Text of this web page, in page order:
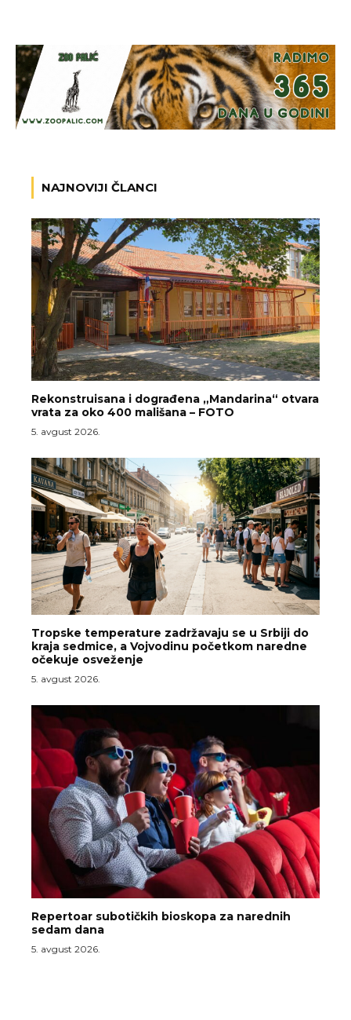
NAJNOVIJI ČLANCI
Rekonstruisana i dograđena „Mandarina“ otvara
vrata za oko 400 mališana – FOTO
5. avgust 2026.
Tropske temperature zadržavaju se u Srbiji do
kraja sedmice, a Vojvodinu početkom naredne
očekuje osveženje
5. avgust 2026.
Repertoar subotičkih bioskopa za narednih
sedam dana
5. avgust 2026.